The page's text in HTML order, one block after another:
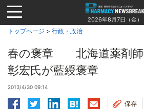
Jump
to
navigation
2026年8月7日（金）
トップページ > 行政・政治
春の褒章 北海道薬剤師
彰宏氏が藍綬褒章
2013/4/30 09:14
保存